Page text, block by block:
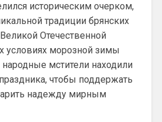
историческим очерком,
традиции брянских
Отечественной
условиях морозной зимы
мстители находили
чтобы поддержать
надежду мирным